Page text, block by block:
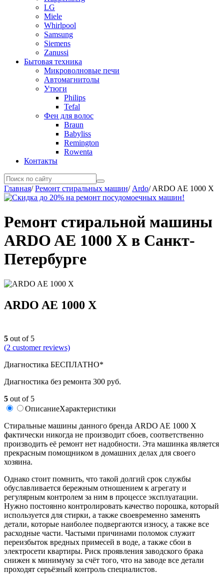
LG
Miele
Whirlpool
Samsung
Siemens
Zanussi
Бытовая техника
Микроволновые печи
Автомагнитолы
Утюги
Philips
Tefal
Фен для волос
Braun
Babyliss
Remington
Rowenta
Контакты
Главная/Ремонт стиральных машин/ Ardo/ARDO AE 1000 X
Ремонт стиральной машины
ARDO AE 1000 X в Санкт-
Петербурге
ARDO AE 1000 X
5 out of 5
(2 customer reviews)
Диагностика БЕСПЛАТНО*
Диагностика без ремонта 300 руб.
5 out of 5
ОписаниеХарактеристики
Стиральные машины данного бренда ARDO AE 1000 X
фактически никогда не производит сбоев, соответственно
производить её ремонт нет надобности. Эта машинка является
прекрасным помощником в домашних делах для своего
хозяина.
Однако стоит помнить, что такой долгий срок службы
обуславливается бережным отношением к агрегату и
регулярным контролем за ним в процессе эксплуатации.
Нужно постоянно контролировать качество порошка, который
используется для стирки, а также своевременно заменять
детали, которые наиболее подвергаются износу, а также все
расходные части. Частыми причинами поломок служит
переизбыток вредных примесей в воде, а также сбои в
электросети квартиры. Риск проявления заводского брака
снижен к минимуму за счёт того, что на заводе все детали
проходят серьёзный контроль специалистов.